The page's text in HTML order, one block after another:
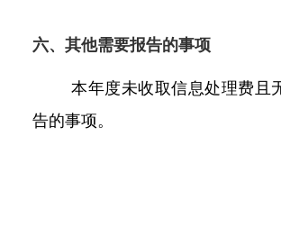
六、其他需要报告的事项
本年度未收取信息处理费且
告的事项。